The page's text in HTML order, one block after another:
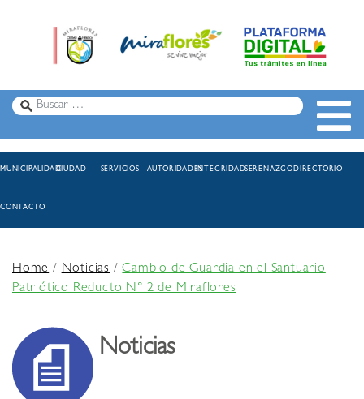
MUNICIPALIDADCIUDAD SERVICIOS AUTORIDADESINTEGRIDADSERENAZGODIRECTORIO
CONTACTO
Home/Noticias /Cambio de Guardia en el Santuario
Patriótico Reducto N° 2 de Miraflores
Noticias